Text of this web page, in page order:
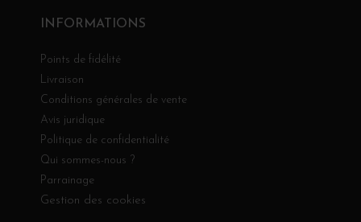
INFORMATIONS
Points de fidélité
Livraison
Conditions générales de vente
Avis juridique
Politique de confidentialité
Qui sommes-nous ?
Parrainage
Gestion des cookies